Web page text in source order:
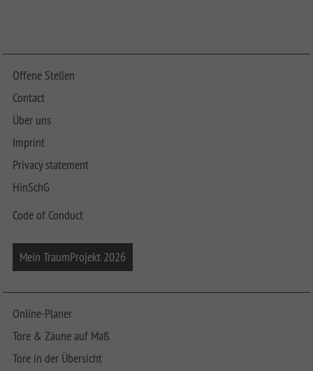
Offene Stellen
Contact
Über uns
Imprint
Privacy statement
HinSchG
Code of Conduct
Mein TraumProjekt 2026
Online-Planer
Tore & Zäune auf Maß
Tore in der Übersicht